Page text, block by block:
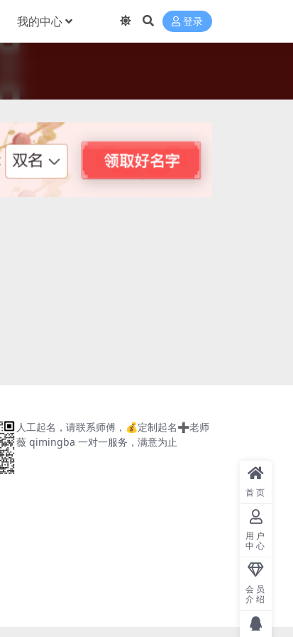
我的中心 登录
人工起名，请联系师傅， 💰定制起名➕老师
薇 qimingba 一对一服务，满意为止
首页
用户
中心
会员
介绍